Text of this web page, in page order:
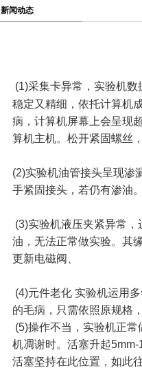
新闻动态
(1)采集卡异常，实验机
稳定又精细，依托计算机
病，计算机屏幕上会呈现
算机主机。松开紧固螺丝
(2)实验机油管接头呈现渗
手紧固接头，若仍有渗油
(3)实验机液压夹紧异常
油，无法正常做实验。其
更新电磁阀、
(4)元件老化 实验机运用
的毛病，只需依照原规格
(5)操作不当，实验机正
机凋谢时。活塞升起
活塞坚持在此位置，如此